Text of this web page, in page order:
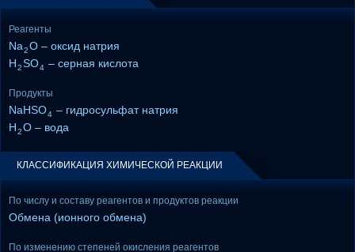
Реагенты
Na2O – оксид натрия
H2SO4 – серная кислота
Продукты
NaHSO4 – гидросульфат натрия
H2O – вода
КЛАССИФИКАЦИЯ ХИМИЧЕСКОЙ РЕАКЦИИ
По числу и составу реагентов и продуктов реакции
Обмена (ионного обмена)
По изменению степеней окисления реагентов